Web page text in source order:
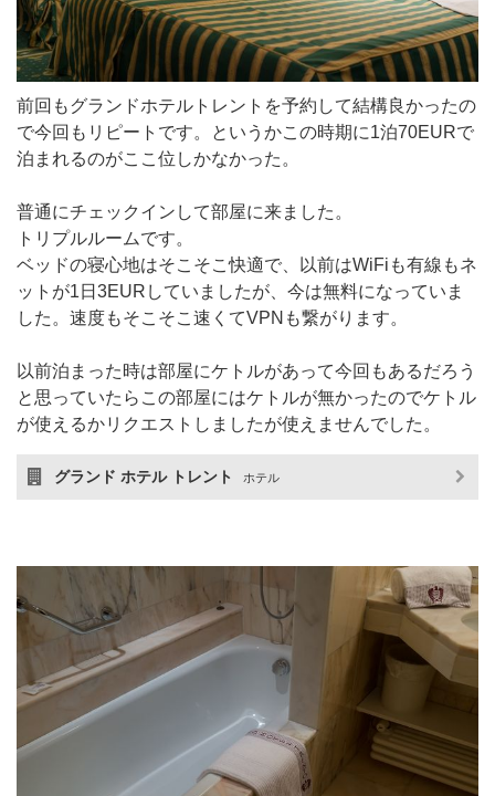
前回もグランドホテルトレントを予約して結構良かったの
で今回もリピートです。というかこの時期に1泊70EURで
泊まれるのがここ位しかなかった。
普通にチェックインして部屋に来ました。
トリプルルームです。
ベッドの寝心地はそこそこ快適で、以前はWiFiも有線もネ
ットが1日3EURしていましたが、今は無料になっていま
した。速度もそこそこ速くてVPNも繋がります。
以前泊まった時は部屋にケトルがあって今回もあるだろう
と思っていたらこの部屋にはケトルが無かったのでケトル
が使えるかリクエストしましたが使えませんでした。
グランド ホテル トレント ホテル